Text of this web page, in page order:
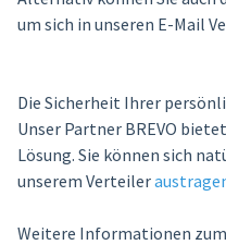
um sich in unseren E-Mail
Die Sicherheit Ihrer
Unser Partner BREVO
Lösung. Sie können sich
unserem Verteiler
Weitere Informationen